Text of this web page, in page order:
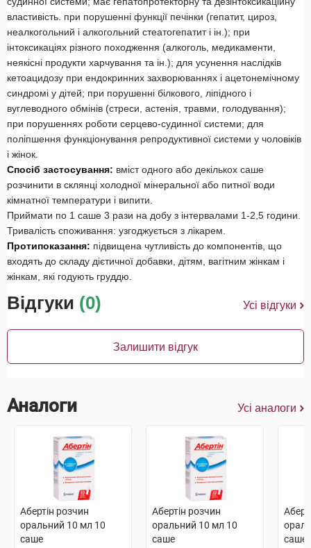
властивість. при порушенні функції печінки (гепатит, цироз,
неалкогольний і алкогольний стеатогепатит і ін.); при
інтоксикаціях різного походження (алкоголь, медикаменти,
неякісні продукти харчування та ін.); для усунення наслідків
кетоацидозу при ендокринних захворюваннях і ацетонемічному
синдромі у дітей; при порушенні білкового, ліпідного і
вуглеводного обмінів (стреси, астенія, травми, голодування);
при порушеннях роботи серцево-судинної системи; для
поліпшення функціонування репродуктивної системи у чоловіків
і жінок.
Спосіб застосування: вміст одного або декількох саше
розчинити в склянці холодної мінеральної або питної води
кімнатної температури і випити.
Приймати по 1 саше 3 рази на добу з інтервалами 1-2,5 години.
Тривалість споживання: узгоджується з лікарем.
Протипоказання: підвищена чутливість до компонентів, що
входять до складу дієтичної добавки, дітям, вагітним жінкам і
жінкам, які годують груддю.
Відгуки (0) Усі відгуки
Залишити відгук
Аналоги Усі аналоги
Абертін розчин
оральний 10 мл 10
саше
Абертін розчин
оральний 10 мл 10
саше
саше